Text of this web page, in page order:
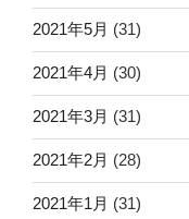
2021年5月 (31)
2021年4月 (30)
2021年3月 (31)
2021年2月 (28)
2021年1月 (31)